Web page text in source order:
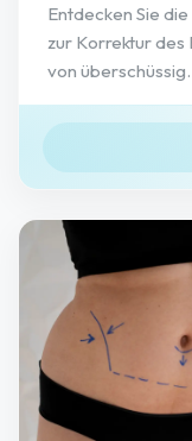
Entdecken Sie
zur Korrektur des
von